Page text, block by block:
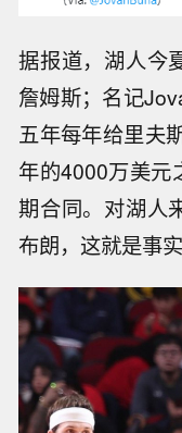
据报道，湖人今
詹姆斯；名记
五年每年给里夫
年的4000万美元
期合同。对湖人
布朗，这就是事实